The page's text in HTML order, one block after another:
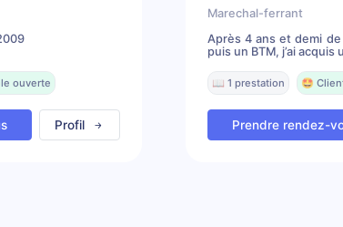
ouverte
Profil
Marechal-ferrant
Après 4 ans et demi
puis un BTM, j’ai acquis
📖 1 prestation 🤩
Prendre rendez-